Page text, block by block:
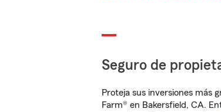
Seguro de
Proteja sus inversiones más
Farm® en Bakersfield, CA.